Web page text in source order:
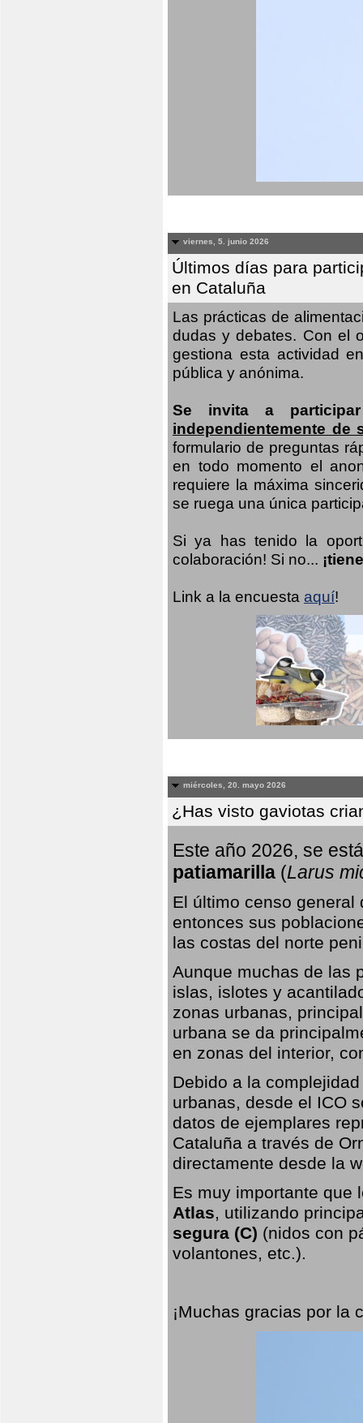
viernes, 5. junio 2026
Últimos días para
en Cataluña
Las prácticas de
dudas y debates. Con el
gestiona esta actividad
pública y anónima.
Se invita a
independientemente
formulario de preguntas
en todo momento el
requiere la máxima
se ruega una única
Si ya has tenido la
colaboración! Si no...
Link a la encuesta aquí!
miércoles, 20. mayo 2026
¿Has visto gaviotas
Este año 2026, se
patiamarilla (Larus
El último censo
entonces sus
las costas del norte
Aunque muchas de las
islas, islotes y
zonas urbanas,
urbana se da
en zonas del interior,
Debido a la
urbanas, desde el ICO
datos de ejemplares
Cataluña a través de
directamente desde la
Es muy importante que
Atlas, utilizando
segura (C) (nidos con
volantones, etc.).
¡Muchas gracias por la